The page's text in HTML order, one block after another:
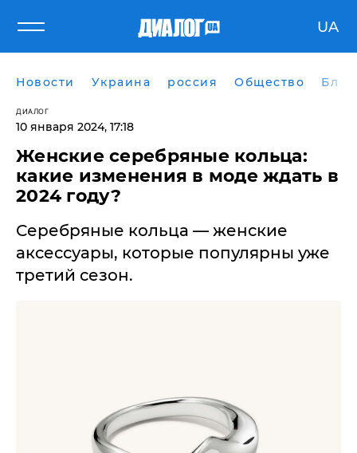
UA
Новости Украина россия Общество
ДИАЛОГ
10 января 2024, 17:18
Женские серебряные кольца:
какие изменения в моде ждать в
2024 году?
Серебряные кольца — женские
аксессуары, которые популярны уже
третий сезон.